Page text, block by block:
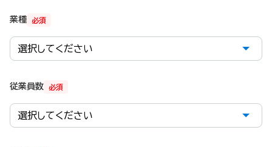
必須
業種
必須
従業員数